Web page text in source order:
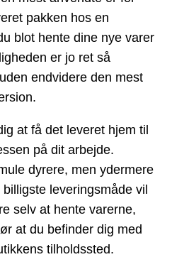
pakken hos en
blot hente dine nye varer
er jo ret så
endvidere den mest
at få det leveret hjem til
på dit arbejde.
dyrere, men ydermere
leveringsmåde vil
selv at hente varerne,
at du befinder dig med
tilholdssted.